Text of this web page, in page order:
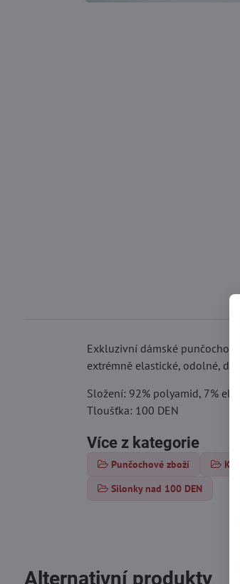
Exkluzivní dámské
extrémně elastické, odolné,
Složení: 92% polyamid, 7%
Tloušťka: 100 DEN
Více z kategorie
Punčochové zboží
Silonky nad 100 DEN
Alternativní produkty